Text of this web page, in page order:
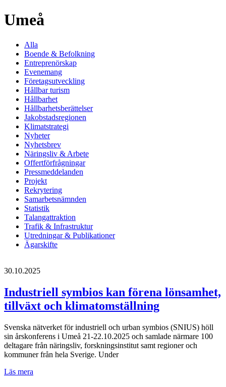
Umeå
Alla
Boende & Befolkning
Entreprenörskap
Evenemang
Företagsutveckling
Hållbar turism
Hållbarhet
Hållbarhetsberättelser
Jakobstadsregionen
Klimatstrategi
Nyheter
Nyhetsbrev
Näringsliv & Arbete
Offertförfrågningar
Pressmeddelanden
Projekt
Rekrytering
Samarbetsnämnden
Statistik
Talangattraktion
Trafik & Infrastruktur
Utredningar & Publikationer
Ägarskifte
30.10.2025
Industriell symbios kan förena lönsamhet,
tillväxt och klimatomställning
Svenska nätverket för industriell och urban symbios (SNIUS) höll
sin årskonferens i Umeå 21-22.10.2025 och samlade närmare 100
deltagare från näringsliv, forskningsinstitut samt regioner och
kommuner från hela Sverige. Under
Läs mera